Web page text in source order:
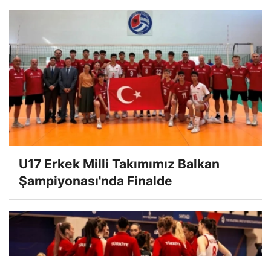
U17 Erkek Milli Takımımız Balkan
Şampiyonası'nda Finalde